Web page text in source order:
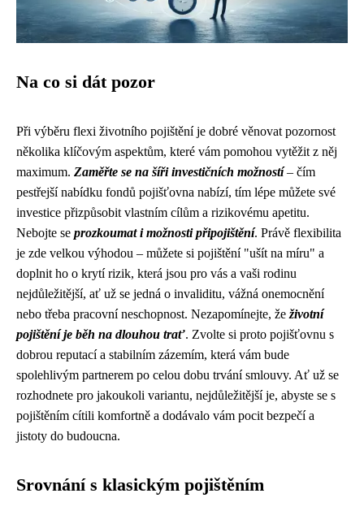
Na co si dát pozor
Při výběru flexi životního pojištění je dobré věnovat pozornost
několika klíčovým aspektům, které vám pomohou vytěžit z něj
maximum. Zaměřte se na šíři investičních možností– čím
pestřejší nabídku fondů pojišťovna nabízí, tím lépe můžete své
investice přizpůsobit vlastním cílům a rizikovému apetitu.
Nebojte se prozkoumat i možnosti připojištění. Právě flexibilita
je zde velkou výhodou – můžete si pojištění "ušít na míru" a
doplnit ho o krytí rizik, která jsou pro vás a vaši rodinu
nejdůležitější, ať už se jedná o invaliditu, vážná onemocnění
nebo třeba pracovní neschopnost. Nezapomínejte, že životní
pojištění je běh na dlouhou trať. Zvolte si proto pojišťovnu s
dobrou reputací a stabilním zázemím, která vám bude
spolehlivým partnerem po celou dobu trvání smlouvy. Ať už se
rozhodnete pro jakoukoli variantu, nejdůležitější je, abyste se s
pojištěním cítili komfortně a dodávalo vám pocit bezpečí a
jistoty do budoucna.
Srovnání s klasickým pojištěním